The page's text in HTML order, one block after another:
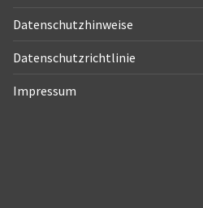
Datenschutzhinweise
Datenschutzrichtlinie
Impressum